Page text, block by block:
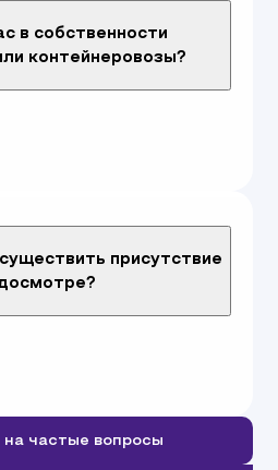
в собственности
контейнеровозы?
присутствие
на частые вопросы